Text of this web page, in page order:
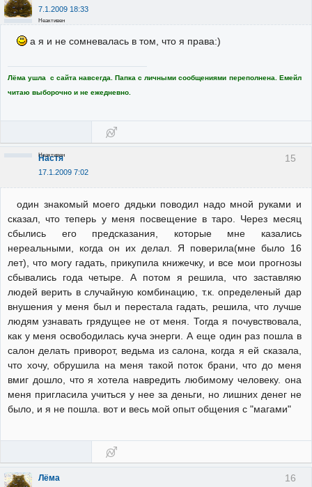
7.1.2009 18:33
Неактивен
а я и не сомневалась в том, что я права:)
Лёма ушла с сайта навсегда. Папка с личными сообщениями переполнена. Емейл
читаю выборочно и не ежедневно.
15
Настя
17.1.2009 7:02
Неактивен
один знакомый моего дядьки поводил надо мной руками и
сказал, что теперь у меня посвещение в таро. Через месяц
сбылись его предсказания, которые мне казались
нереальными, когда он их делал. Я поверила(мне было 16
лет), что могу гадать, прикупила книжечку, и все мои прогнозы
сбывались года четыре. А потом я решила, что заставляю
людей верить в случайную комбинацию, т.к. определеный дар
внушения у меня был и перестала гадать, решила, что лучше
людям узнавать грядущее не от меня. Тогда я почувствовала,
как у меня освободилась куча энерги. А еще один раз пошла в
салон делать приворот, ведьма из салона, когда я ей сказала,
что хочу, обрушила на меня такой поток брани, что до меня
вмиг дошло, что я хотела навредить любимому человеку. она
меня пригласила учиться у нее за деньги, но лишних денег не
было, и я не пошла. вот и весь мой опыт общения с "магами"
16
Лёма